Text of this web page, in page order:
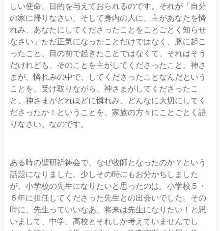
しい使命、目的を与えておられるのです。それが「自分
の家に帰りなさい。そして身内の人に、主があなたを憐
れみ、あなたにしてくださったことをことごとく知らせ
なさい」ただ正気になったことだけではなく、豚に起こ
ったこと、目の前で起きたことではなくて、それはそう
だけれども、そのことを主がしてくださったこと、神さ
まが、憐れみの中で、してくださったことなんだという
ことを、受け取りながら、神さまがしてくださったこ
と、神さまがどれほどに憐れみ、どんなに大切にしてく
ださったか！ということを、家族の方々にことごとく語
りなさい、なのです。
ある時の聖研祈祷会で、なぜ牧師となったのか？という
話題になりました。少しその時にもお分かちしました
が、小学校の先生になりたいと思ったのは、小学校５・
６年に担任してくださった先生との出会いでした。その
時に、先生っていいなあ、将来は先生になりたい！と思
いまして、中学、高校とそれしか考えていませんでし